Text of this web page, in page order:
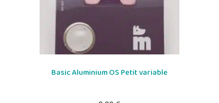
Basic Aluminium OS Petit variable